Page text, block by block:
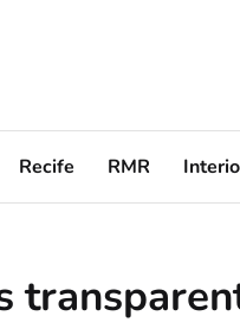
Recife RMR